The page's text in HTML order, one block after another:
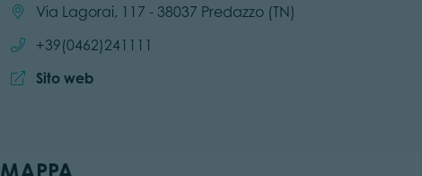
Località:Via Lagorai, 117 - 38037 Predazzo (TN)
Chiama:
+39(0462)241111
Sito web:
Sito web